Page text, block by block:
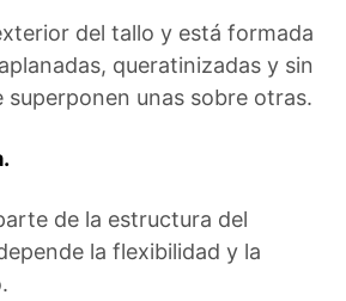
del tallo y está formada
queratinizadas y sin
superponen unas sobre otras.
de la estructura del
la flexibilidad y la